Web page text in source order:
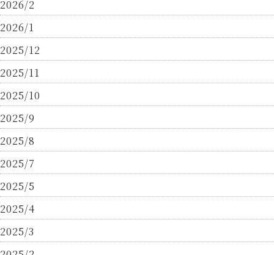
2026/2
2026/1
2025/12
2025/11
2025/10
2025/9
2025/8
2025/7
2025/5
2025/4
2025/3